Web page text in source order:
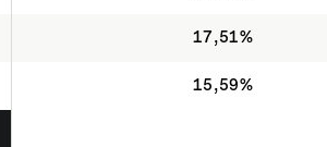
17,51%
15,59%